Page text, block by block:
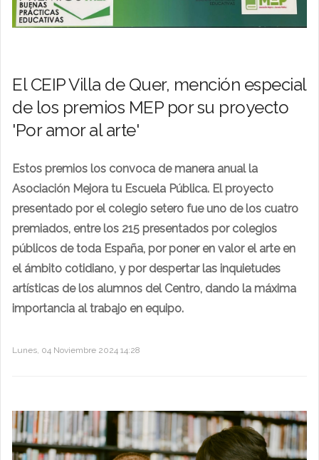
El CEIP Villa de Quer, mención especial
de los premios MEP por su proyecto
'Por amor al arte'
Estos premios los convoca de manera anual la
Asociación Mejora tu Escuela Pública. El proyecto
presentado por el colegio setero fue uno de los cuatro
premiados, entre los 215 presentados por colegios
públicos de toda España, por poner en valor el arte en
el ámbito cotidiano, y por despertar las inquietudes
artísticas de los alumnos del Centro, dando la máxima
importancia al trabajo en equipo.
Lunes, 04 Noviembre 2024 14:28